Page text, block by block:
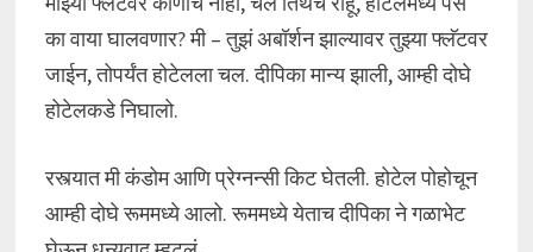
का वाया घालवणार? मी – तुझं अबॉर्शन झाल्यावर तुझ्या फ्लॅटवर
जाईन, तोपर्यंत होटेलला चल. दीपिका मान्य झाली, आम्ही दोघे
होटेलकडे निघालो.
रस्त्यात मी कंडोम आणि प्रेग्नन्सी किट घेतली. होटेल पोहोचून
आम्ही दोघे रूममध्ये आलो. रूममध्ये येताच दीपिका ने गळाभेट